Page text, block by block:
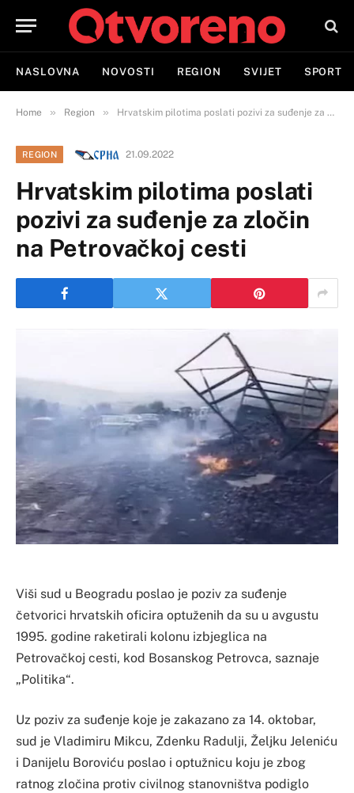
NASLOVNA NOVOSTI REGION SVIJET SPORT
Home » Region » Hrvatskim pilotima poslati pozivi za suđenje za zločin na Petrovačkoj cesti
REGION 21.09.2022
Hrvatskim pilotima poslati
pozivi za suđenje za zločin
na Petrovačkoj cesti
Viši sud u Beogradu poslao je poziv za suđenje
četvorici hrvatskih oficira optuženih da su u avgustu
1995. godine raketirali kolonu izbjeglica na
Petrovačkoj cesti, kod Bosanskog Petrovca, saznaje
„Politika“.
Uz poziv za suđenje koje je zakazano za 14. oktobar,
sud je Vladimiru Mikcu, Zdenku Radulji, Željku Jeleniću
i Danijelu Boroviću poslao i optužnicu koju je zbog
ratnog zločina protiv civilnog stanovništva podiglo